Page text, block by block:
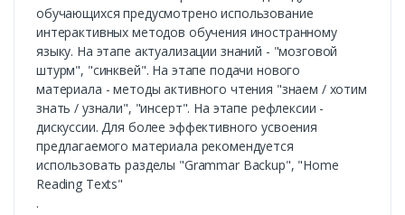
обучающихся предусмотрено использование
интерактивных методов обучения иностранному
языку. На этапе актуализации знаний - "мозговой
штурм", "синквей". На этапе подачи нового
материала - методы активного чтения "знаем / хотим
знать / узнали", "инсерт". На этапе рефлексии -
дискуссии. Для более эффективного усвоения
предлагаемого материала рекомендуется
использовать разделы "Grammar Backup", "Home
Reading Texts"
.